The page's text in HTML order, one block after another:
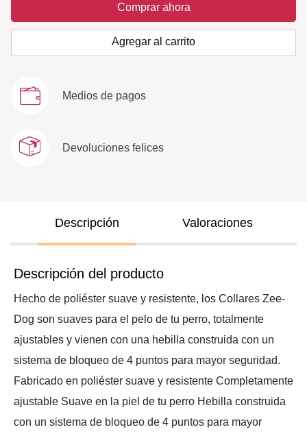
Comprar ahora
Agregar al carrito
Medios de pagos
Devoluciones felices
Descripción Valoraciones
Descripción del producto
Hecho de poliéster suave y resistente, los Collares Zee-
Dog son suaves para el pelo de tu perro, totalmente
ajustables y vienen con una hebilla construida con un
sistema de bloqueo de 4 puntos para mayor seguridad.
Fabricado en poliéster suave y resistente Completamente
ajustable Suave en la piel de tu perro Hebilla construida
con un sistema de bloqueo de 4 puntos para mayor